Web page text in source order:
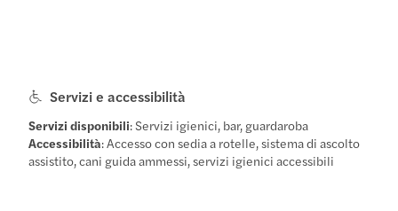
Servizi e accessibilità
Servizi disponibili: Servizi igienici, bar, guardaroba
Accessibilità: Accesso con sedia a rotelle, sistema di ascolto
assistito, cani guida ammessi, servizi igienici accessibili